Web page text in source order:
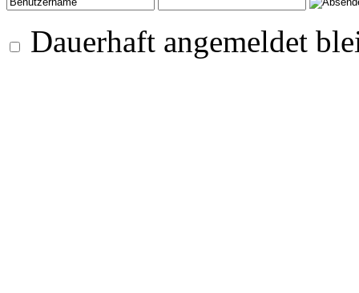
Dauerhaft angemeldet